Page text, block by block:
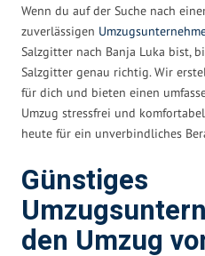
Wenn du auf der Suche nach
zuverlässigen
Salzgitter nach Banja Luka bist,
Salzgitter genau richtig. Wir
für dich und bieten einen
Umzug stressfrei und
heute für ein unverbindliches
Günstiges
den Umzug